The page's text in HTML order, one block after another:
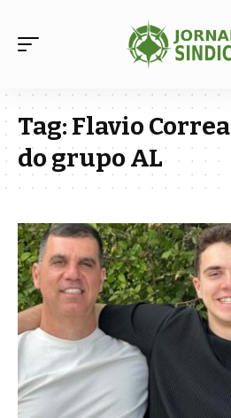
Tag:Flavio
do grupo AL